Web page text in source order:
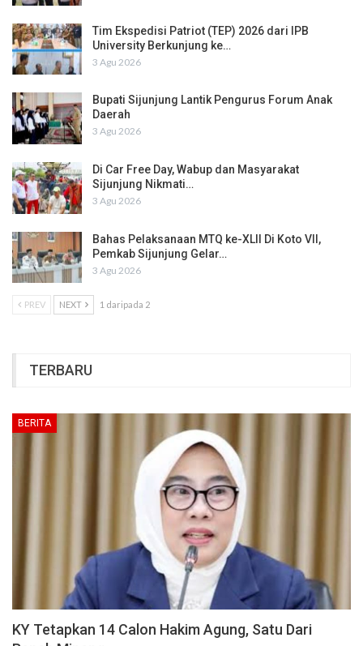
Tim Ekspedisi Patriot (TEP) 2026 dari IPB
University Berkunjung ke…
3 Agu 2026
Bupati Sijunjung Lantik Pengurus Forum Anak
Daerah
3 Agu 2026
Di Car Free Day, Wabup dan Masyarakat
Sijunjung Nikmati…
3 Agu 2026
Bahas Pelaksanaan MTQ ke-XLII Di Koto VII,
Pemkab Sijunjung Gelar…
3 Agu 2026
PREV NEXT 1 daripada 2
TERBARU
BERITA
KY Tetapkan 14 Calon Hakim Agung, Satu Dari